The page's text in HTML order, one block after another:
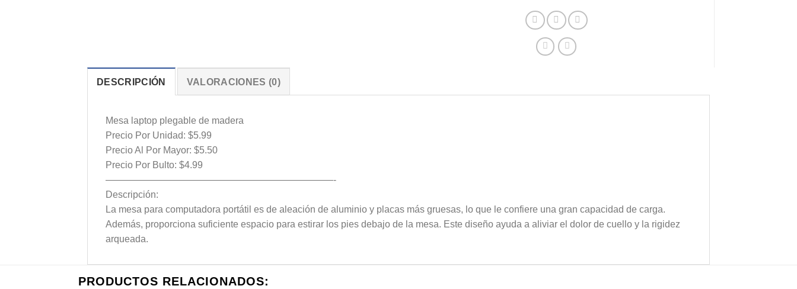
DESCRIPCIÓN VALORACIONES (0)
Mesa laptop plegable de madera
Precio Por Unidad: $5.99
Precio Al Por Mayor: $5.50
Precio Por Bulto: $4.99
————————————————————————-
Descripción:
La mesa para computadora portátil es de aleación de aluminio y placas más gruesas, lo que le confiere una gran capacidad de carga.
Además, proporciona suficiente espacio para estirar los pies debajo de la mesa. Este diseño ayuda a aliviar el dolor de cuello y la rigidez
arqueada.
PRODUCTOS RELACIONADOS: